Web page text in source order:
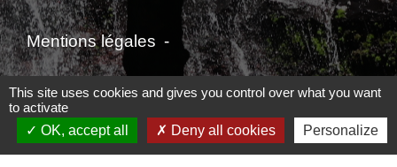
Mentions légales -
Politique de confidentialité - Accessibilité -
Plan du site - Gestion des cookies
This site uses cookies and gives you control over what you want
to activate
OK, accept all
Deny all cookies Personalize